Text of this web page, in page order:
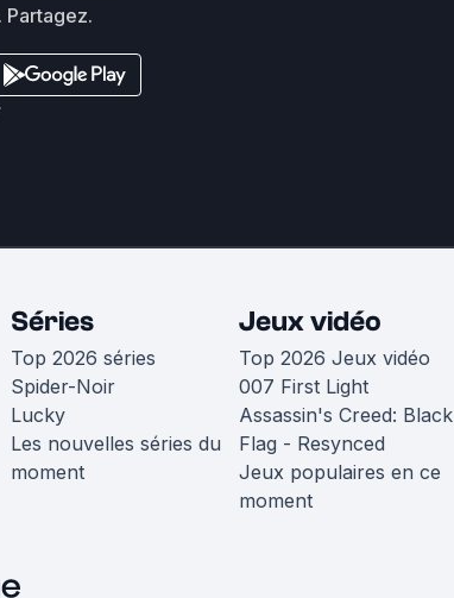
Partagez.
Séries
Top 2026 séries
Spider-Noir
Lucky
Les nouvelles séries du
moment
Jeux vidéo
Top 2026 Jeux vidéo
007 First Light
Assassin's Creed: Black
Flag - Resynced
Jeux populaires en ce
moment